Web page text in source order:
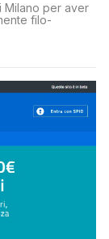
Milano per aver
filo-